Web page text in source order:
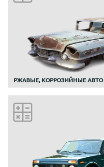
РЖАВЫЕ, КОРРОЗИЙНЫЕ АВТО